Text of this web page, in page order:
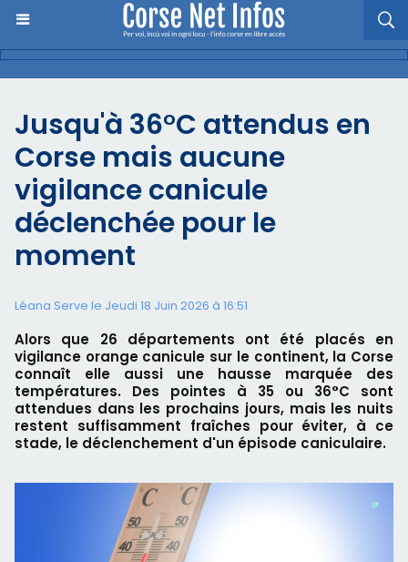
Jusqu'à 36°C attendus en
Corse mais aucune
vigilance canicule
déclenchée pour le
moment
Léana Serve le Jeudi 18 Juin 2026 à 16:51
Alors que 26 départements ont été placés en
vigilance orange canicule sur le continent, la Corse
connaît elle aussi une hausse marquée des
températures. Des pointes à 35 ou 36°C sont
attendues dans les prochains jours, mais les nuits
restent suffisamment fraîches pour éviter, à ce
stade, le déclenchement d'un épisode caniculaire.